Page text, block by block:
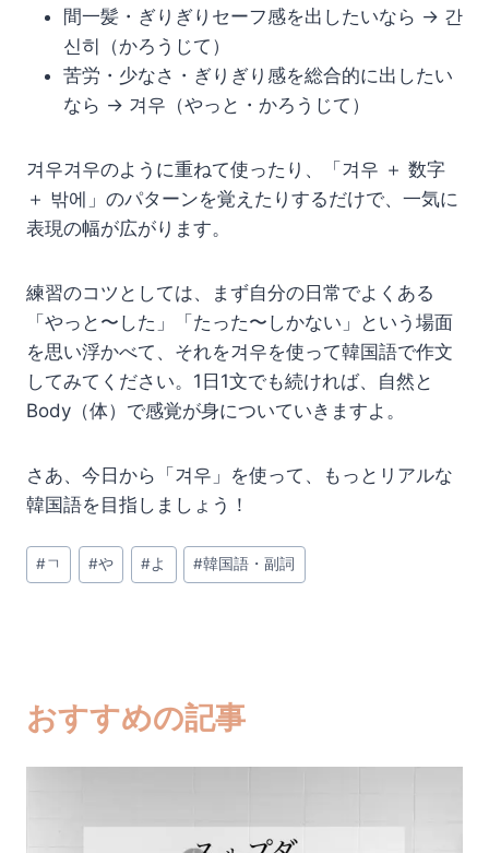
間一髪・ぎりぎりセーフ感を出したいなら → 간
신히（かろうじて）
苦労・少なさ・ぎりぎり感を総合的に出したい
なら → 겨우（やっと・かろうじて）
겨우겨우のように重ねて使ったり、「겨우 ＋ 数字
＋ 밖에」のパターンを覚えたりするだけで、一気に
表現の幅が広がります。
練習のコツとしては、まず自分の日常でよくある
「やっと〜した」「たった〜しかない」という場面
を思い浮かべて、それを겨우を使って韓国語で作文
してみてください。1日1文でも続ければ、自然と
Body（体）で感覚が身についていきますよ。
さあ、今日から「겨우」を使って、もっとリアルな
韓国語を目指しましょう！
投
稿
#ㄱ #や #よ #韓国語・副詞
おすすめの記事